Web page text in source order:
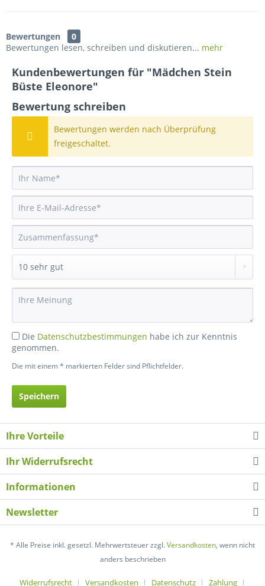
Bewertungen
0
Bewertungen lesen, schreiben und diskutieren... mehr
Kundenbewertungen für "Mädchen Stein
Büste Eleonore"
Bewertung schreiben
Bewertungen werden nach Überprüfung
freigeschaltet.
Die Datenschutzbestimmungen habe ich zur Kenntnis
genommen.
Die mit einem * markierten Felder sind Pflichtfelder.
Speichern
Ihre Vorteile
Ihr Widerrufsrecht
Informationen
Newsletter
* Alle Preise inkl. gesetzl. Mehrwertsteuer zzgl.Versandkosten, wenn nicht
anders beschrieben
Widerrufsrecht Versandkosten Datenschutz Zahlung